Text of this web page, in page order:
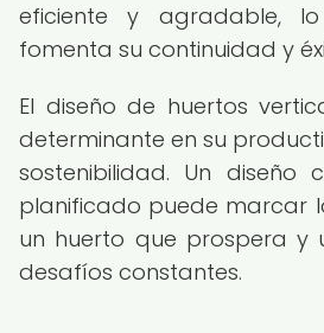
eficiente y agradable,
fomenta su continuidad y
El diseño de huertos
determinante en su
sostenibilidad. Un diseño
planificado puede marcar
un huerto que prospera y
desafíos constantes.